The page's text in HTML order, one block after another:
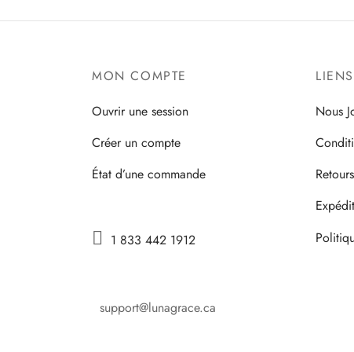
MON COMPTE
Ouvrir une session
Créer un compte
État d’une commande
 1 833 442 1912
support@lunagrace.ca
Nous
Retours